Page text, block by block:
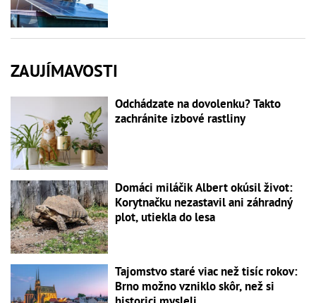
ZAUJÍMAVOSTI
Odchádzate na dovolenku? Takto
zachránite izbové rastliny
Domáci miláčik Albert okúsil život:
Korytnačku nezastavil ani záhradný
plot, utiekla do lesa
Tajomstvo staré viac než tisíc rokov:
Brno možno vzniklo skôr, než si